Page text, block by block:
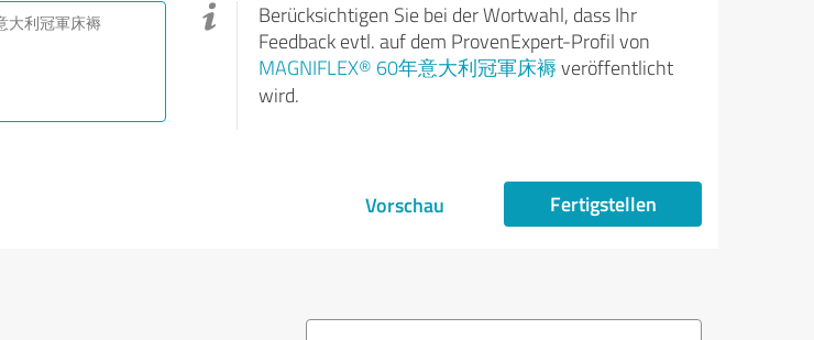
Berücksichtigen Sie bei der Wortwahl, dass Ihr
Feedback evtl. auf dem ProvenExpert-Profil von
MAGNIFLEX® 60年意大利冠軍床褥 veröffentlicht
wird.
Vorschau Fertigstellen